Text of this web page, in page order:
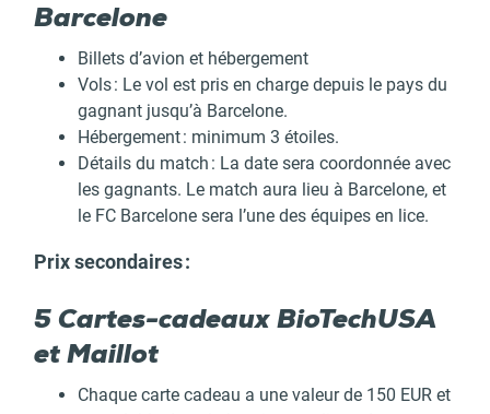
Barcelone
Billets d’avion et hébergement
Vols : Le vol est pris en charge depuis le pays du
gagnant jusqu’à Barcelone.
Hébergement : minimum 3 étoiles.
Détails du match : La date sera coordonnée avec
les gagnants. Le match aura lieu à Barcelone, et
le FC Barcelone sera l’une des équipes en lice.
Prix secondaires :
5 Cartes-cadeaux BioTechUSA
et Maillot
Chaque carte cadeau a une valeur de 150 EUR et